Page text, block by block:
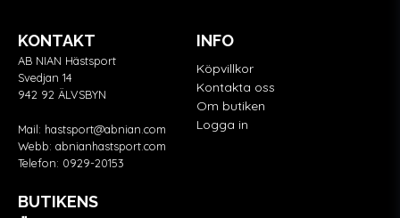
KONTAKT
AB NIAN Hästsport
Svedjan 14
942 92 ÄLVSBYN
Mail: hastsport@abnian.com
Webb: abnianhastsport.com
Telefon: 0929-20153
BUTIKENS
INFO
Köpvillkor
Kontakta oss
Om butiken
Logga in